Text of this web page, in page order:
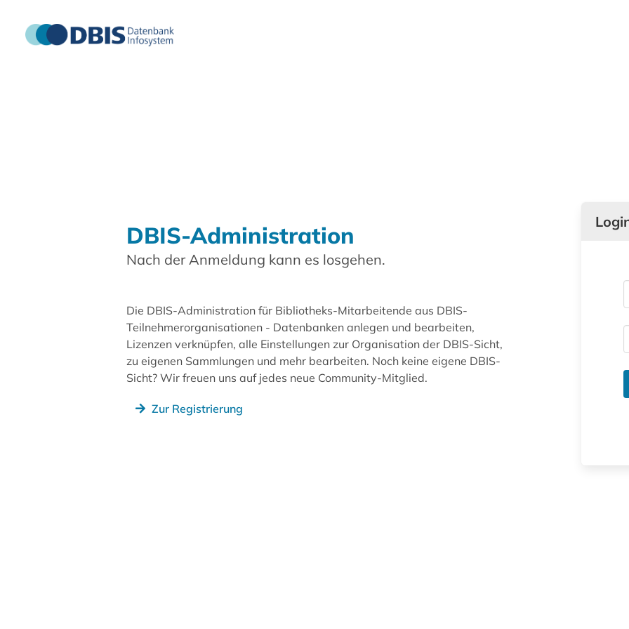
DBIS-Administration
Nach der Anmeldung kann es losgehen.
Die DBIS-Administration für Bibliotheks-Mitarbeitende aus DBIS-
Teilnehmerorganisationen - Datenbanken anlegen und bearbeiten,
Lizenzen verknüpfen, alle Einstellungen zur Organisation der DBIS-Sicht,
zu eigenen Sammlungen und mehr bearbeiten. Noch keine eigene DBIS-
Sicht? Wir freuen uns auf jedes neue Community-Mitglied.
Zur Registrierung